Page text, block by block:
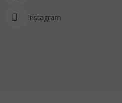
Instagram